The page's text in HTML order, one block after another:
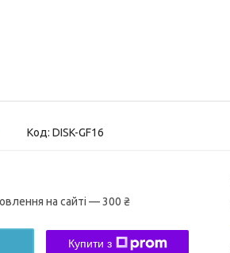
Код: DISK-GF16
на сайті — 300 ₴
Купити з